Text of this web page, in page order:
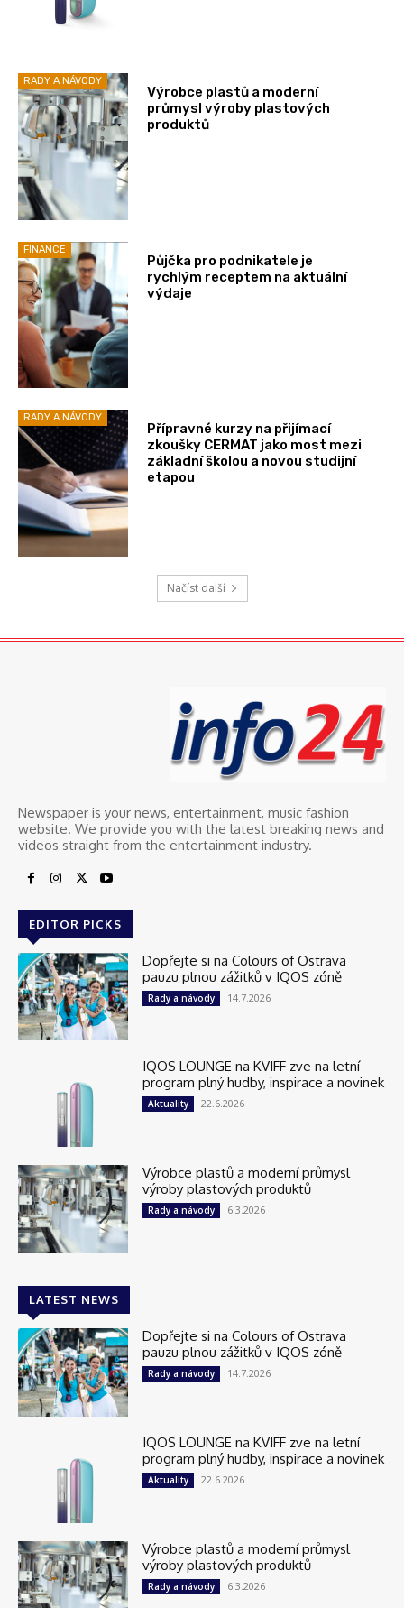
RADY A NÁVODY
Výrobce plastů a moderní
průmysl výroby plastových
produktů
FINANCE
Půjčka pro podnikatele je
rychlým receptem na aktuální
výdaje
RADY A NÁVODY
Přípravné kurzy na přijímací
zkoušky CERMAT jako most mezi
základní školou a novou studijní
etapou
Načíst další
Newspaper is your news, entertainment, music fashion
website. We provide you with the latest breaking news and
videos straight from the entertainment industry.
EDITOR PICKS
Dopřejte si na Colours of Ostrava
pauzu plnou zážitků v IQOS zóně
Rady a návody 14.7.2026
IQOS LOUNGE na KVIFF zve na letní
program plný hudby, inspirace a novinek
Aktuality 22.6.2026
Výrobce plastů a moderní průmysl
výroby plastových produktů
Rady a návody 6.3.2026
LATEST NEWS
Dopřejte si na Colours of Ostrava
pauzu plnou zážitků v IQOS zóně
Rady a návody 14.7.2026
IQOS LOUNGE na KVIFF zve na letní
program plný hudby, inspirace a novinek
Aktuality 22.6.2026
Výrobce plastů a moderní průmysl
výroby plastových produktů
Rady a návody 6.3.2026